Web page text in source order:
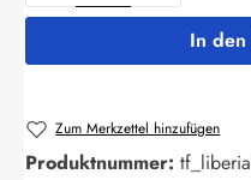
In
Zum Merkzettel hinzufügen
Produktnummer: